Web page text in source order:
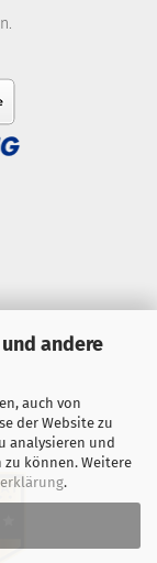
andere
auch von
der Website zu
analysieren und
können. Weitere
.